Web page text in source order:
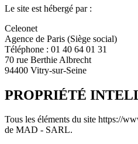
Le site est hébergé par :
Celeonet
Agence de Paris (Siège social)
Téléphone : 01 40 64 01 31
70 rue Berthie Albrecht
94400 Vitry-sur-Seine
PROPRIÉTÉ
Tous les éléments du site https://
de MAD - SARL.